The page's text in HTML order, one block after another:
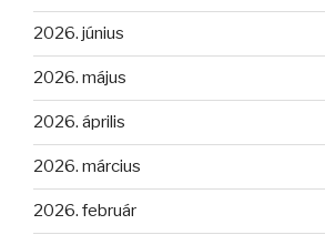
2026. június
2026. május
2026. április
2026. március
2026. február